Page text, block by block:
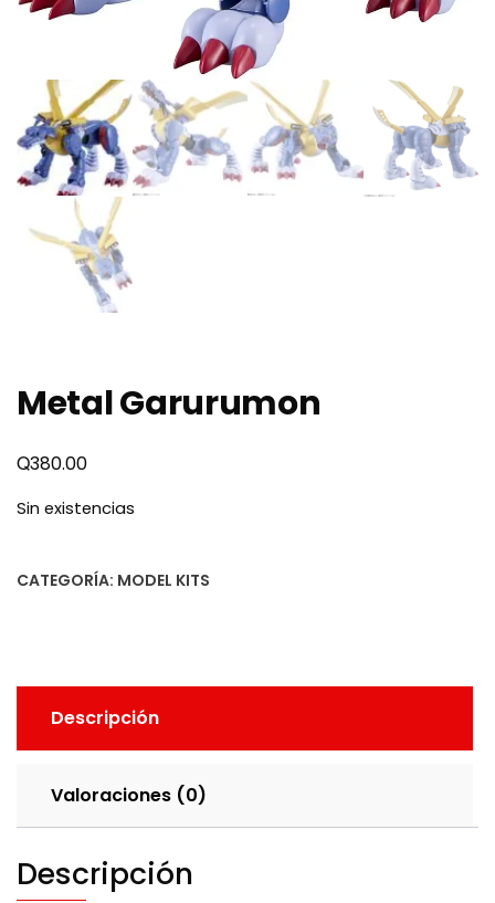
Metal Garurumon
Q380.00
Sin existencias
CATEGORÍA: MODEL KITS
Descripción
Valoraciones (0)
Descripción